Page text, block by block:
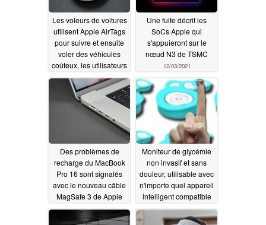
Les voleurs de voitures
utilisent Apple AirTags
pour suivre et ensuite
voler des véhicules
coûteux, les utilisateurs
d'iPhone devraient être
conscients d'une
certaine notification
d'avertissement
12/04/2021
Une fuite décrit les
SoCs Apple qui
s'appuieront sur le
nœud N3 de TSMC
12/03/2021
Des problèmes de
recharge du MacBook
Pro 16 sont signalés
avec le nouveau câble
MagSafe 3 de Apple
12/01/2021
Moniteur de glycémie
non invasif et sans
douleur, utilisable avec
n'importe quel appareil
intelligent compatible
de la gamme Afon
11/29/2021